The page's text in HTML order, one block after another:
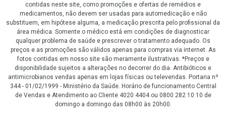
contidas neste site, como promoções e ofertas de remédios e
medicamentos, não devem ser usadas para automedicação e não
substituem, em hipótese alguma, a medicação prescrita pelo profissional da
área médica. Somente o médico está em condições de diagnosticar
qualquer problema de saúde e prescrever o tratamento adequado. Os
preços e as promoções são válidos apenas para compras via internet. As
fotos contidas em nosso site são meramente ilustrativas. *Preços e
disponibilidade sujeitos a alterações no decorrer do dia. Antibióticos e
antimicrobianos vendas apenas em lojas físicas ou televendas. Portaria nº
344 - 01/02/1999 - Ministério da Saúde. Horário de funcionamento Central
de Vendas e Atendimento ao Cliente 4020 4404 ou 0800 282 10 10 de
domingo a domingo das 08h00 às 20h00.